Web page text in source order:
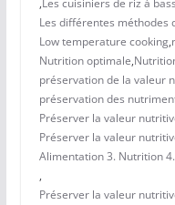
,Les cuisiniers de riz à
Les différentes méthodes
Low temperature cooking,
Nutrition optimale,
préservation de la valeur
préservation des
Préserver la valeur
Préserver la valeur
Alimentation 3. Nutrition
,
Préserver la valeur